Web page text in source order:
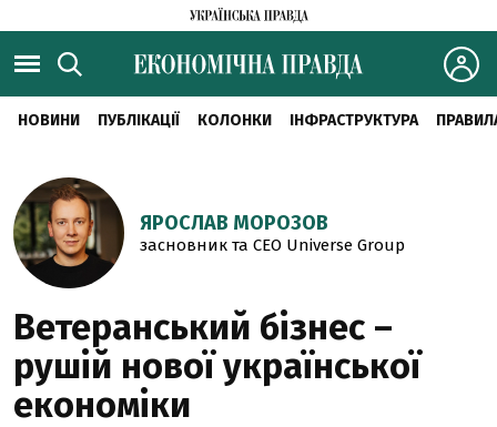
НОВИНИ ПУБЛІКАЦІЇ КОЛОНКИ ІНФРАСТРУКТУРА
ЯРОСЛАВ МОРОЗОВ
засновник та CEO Universe Group
Ветеранський бізнес –
рушій нової української
економіки